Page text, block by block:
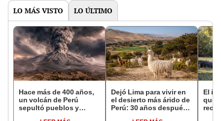
LO MÁS VISTO LO ÚLTIMO
Hace más de 400 años,
un volcán de Perú
sepultó pueblos y
Dejó Lima para vivir en
el desierto más árido de
Perú: 30 años después,
El
que